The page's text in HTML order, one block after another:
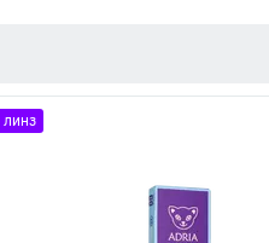
линз